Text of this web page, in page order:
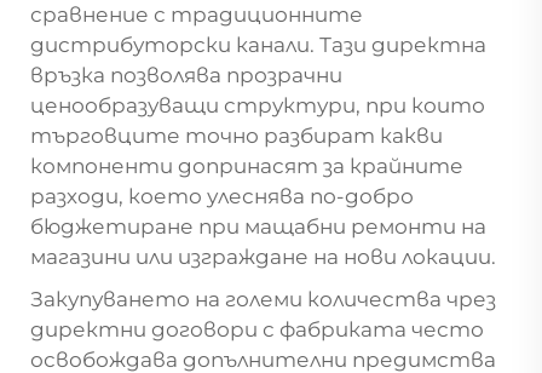
сравнение с традиционните
дистрибуторски канали. Тази директна
връзка позволява прозрачни
ценообразуващи структури, при които
търговците точно разбират какви
компоненти допринасят за крайните
разходи, което улеснява по-добро
бюджетиране при мащабни ремонти на
магазини или изграждане на нови локации.
Закупуването на големи количества чрез
директни договори с фабриката често
освобождава допълнителни предимства